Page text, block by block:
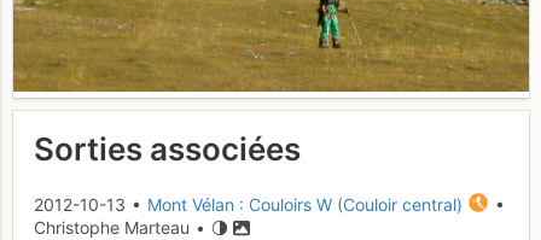
Sorties associées
2012-10-13 • Mont Vélan : Couloirs W (Couloir central)
•
Christophe Marteau •